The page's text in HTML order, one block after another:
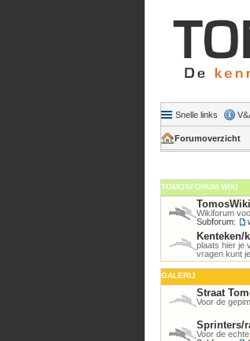
Snelle links
Forumoverzicht
TOMOSFORUM WIKI
TomosWiki
Wikiforum
Subforum:
Kenteken/
plaats hier je
vragen kunt
GALERIJ
Straat
Voor de
Sprinters/
Voor de